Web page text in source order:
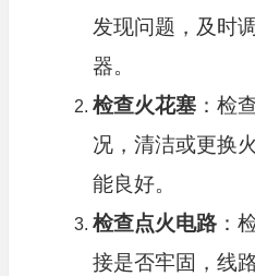
发现问题，及时
器。
检查火花塞：检
况，清洁或更换
能良好。
检查点火电路：
接是否牢固，线